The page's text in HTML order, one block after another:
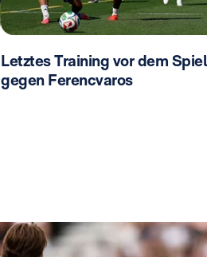
Letztes Training vor dem Spiel
gegen Ferencvaros